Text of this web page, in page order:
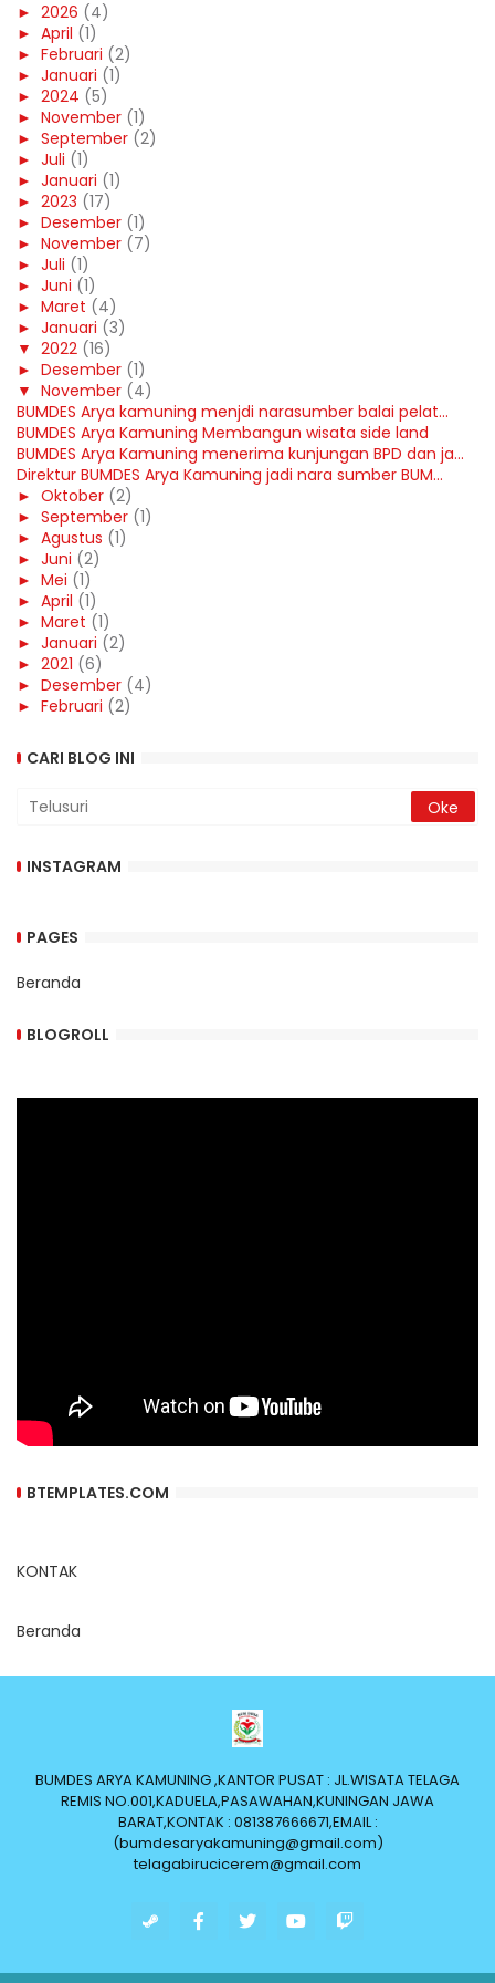
► 2026 (4)
► April (1)
► Februari (2)
► Januari (1)
► 2024 (5)
► November (1)
► September (2)
► Juli (1)
► Januari (1)
► 2023 (17)
► Desember (1)
► November (7)
► Juli (1)
► Juni (1)
► Maret (4)
► Januari (3)
▼ 2022 (16)
► Desember (1)
▼ November (4)
BUMDES Arya kamuning menjdi narasumber balai pelat...
BUMDES Arya Kamuning Membangun wisata side land
BUMDES Arya Kamuning menerima kunjungan BPD dan ja...
Direktur BUMDES Arya Kamuning jadi nara sumber BUM...
► Oktober (2)
► September (1)
► Agustus (1)
► Juni (2)
► Mei (1)
► April (1)
► Maret (1)
► Januari (2)
► 2021 (6)
► Desember (4)
► Februari (2)
CARI BLOG INI
INSTAGRAM
PAGES
Beranda
BLOGROLL
BTEMPLATES.COM
KONTAK
Beranda
BUMDES ARYA KAMUNING ,KANTOR PUSAT : JL.WISATA TELAGA
REMIS NO.001,KADUELA,PASAWAHAN,KUNINGAN JAWA
BARAT,KONTAK : 081387666671,EMAIL :
(bumdesaryakamuning@gmail.com)
telagabirucicerem@gmail.com